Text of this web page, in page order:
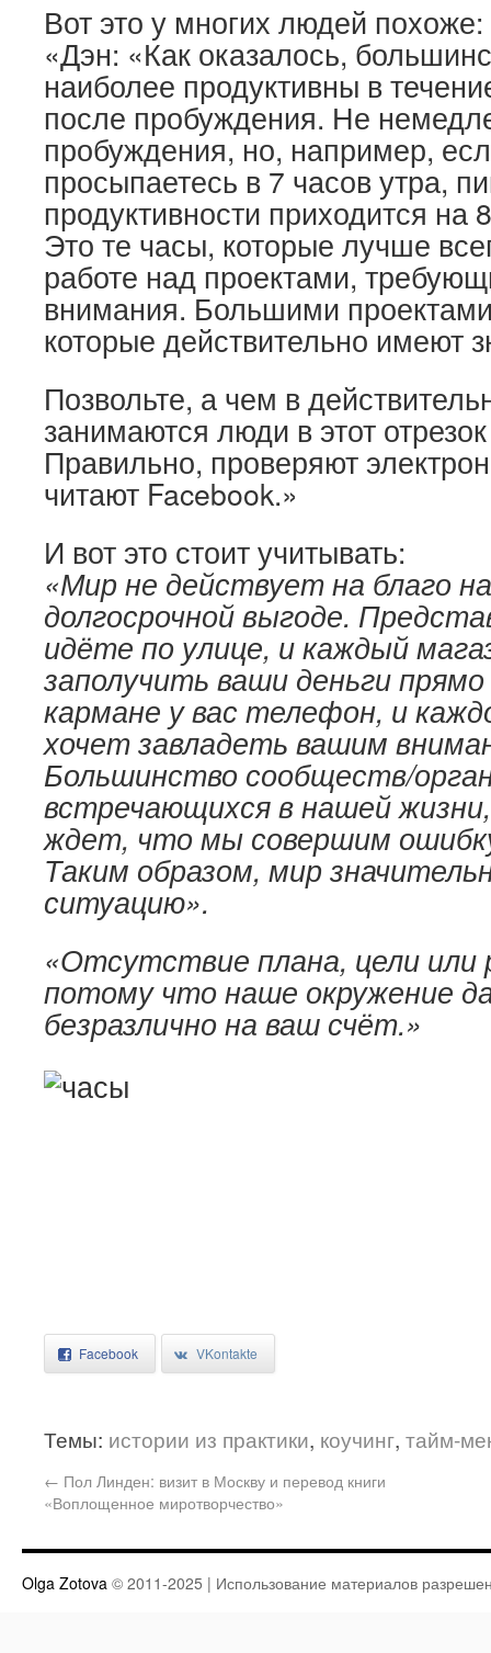
Вот это у многих людей похоже:
«Дэн: «Как оказалось,
наиболее продуктивны в
после пробуждения. Не
пробуждения, но, например,
просыпаетесь в 7 часов утра,
продуктивности приходится
Это те часы, которые лучше
работе над проектами,
внимания. Большими
которые действительно имеют
Позвольте, а чем в
занимаются люди в этот
Правильно, проверяют
читают Facebook.»
И вот это стоит учитывать:
«Мир не действует на благо
долгосрочной выгоде.
идёте по улице, и каждый
заполучить ваши деньги
кармане у вас телефон, и
хочет завладеть вашим
Большинство сообществ/
встречающихся в нашей
ждет, что мы совершим
Таким образом, мир
ситуацию».
«Отсутствие плана, цели или
потому что наше окружение
безразлично на ваш счёт.»
Facebook VKontakte
Темы: истории из практики, коучинг, тайм-
← Пол Линден: визит в Москву и перевод книги
«Воплощенное миротворчество»
Olga Zotova © 2011-2025 | Использование материалов